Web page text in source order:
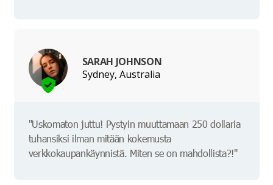
SARAH JOHNSON
Sydney, Australia
"Uskomaton juttu! Pystyin muuttamaan 250 dollaria
tuhansiksi ilman mitään kokemusta
verkkokaupankäynnistä. Miten se on mahdollista?!"